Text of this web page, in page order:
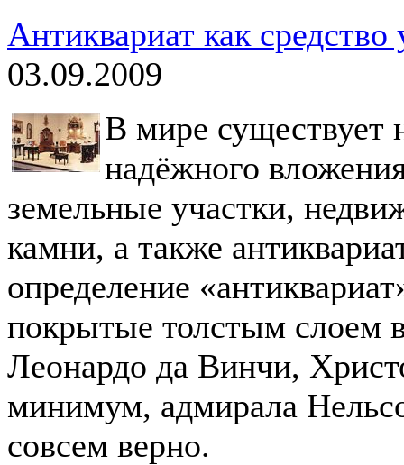
Антиквариат как средство
03.09.2009
В мире существует
надёжного
земельные участки,
камни, а также
определение
покрытые толстым слоем
Леонардо да Винчи,
минимум, адмирала
совсем верно.